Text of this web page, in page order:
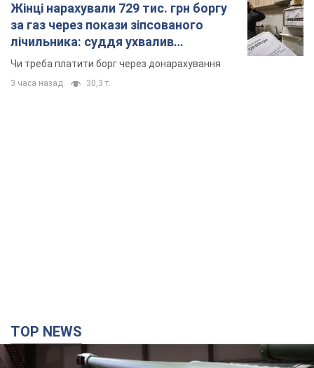
Жінці нарахували 729 тис. грн боргу
за газ через покази зіпсованого
лічильника: суддя ухвалив
неочікуване рішення
Чи треба платити борг через донарахування
3 часа назад 30,3 т.
TOP NEWS